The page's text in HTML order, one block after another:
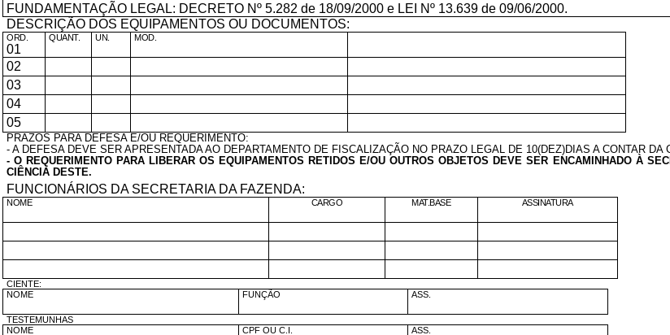
FUNDAMENTAÇÃO LEGAL: DECRETO Nº 5.282 de 18/09/2000 e LEI Nº 13.639 de 09/06/2000.
DESCRIÇÃO DOS EQUIPAMENTOS OU DOCUMENTOS:
ORD. QUANT. UN. MOD.
01
02
03
04
05
PRAZOS PARA DEFESA E/OU REQUERIMENTO:
- A DEFESA DEVE SER APRESENTADA AO DEPARTAMENTO DE FISCALIZAÇÃO NO PRAZO LEGAL DE 10(DEZ)DIAS A CONTAR DA
- O REQUERIMENTO PARA LIBERAR OS EQUIPAMENTOS RETIDOS E/OU OUTROS OBJETOS DEVE SER ENCAMINHADO À
CIÊNCIA DESTE.
FUNCIONÁRIOS DA SECRETARIA DA FAZENDA:
NOME CARGO MAT.BASE ASSINATURA
CIENTE:
NOME
FUNÇÃO ASS.
TESTEMUNHAS
NOME
CPF OU C.I. ASS.